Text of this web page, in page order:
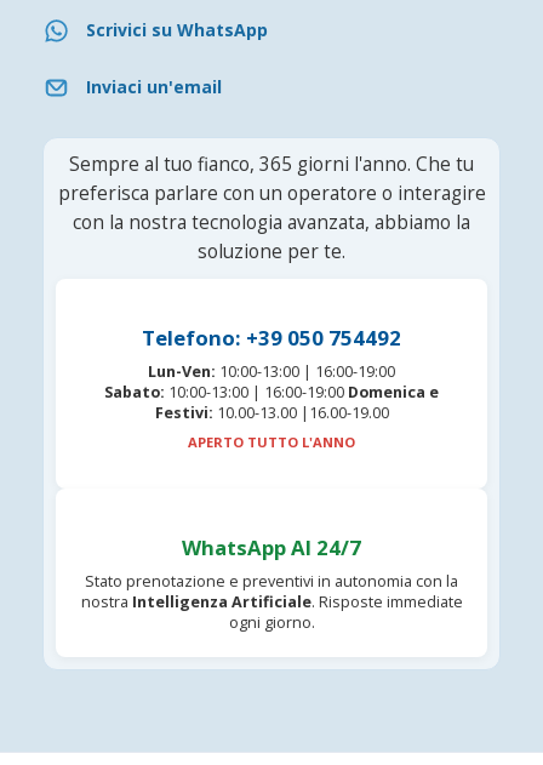
Scrivici su WhatsApp
Inviaci un'email
Sempre al tuo fianco, 365 giorni l'anno. Che tu
preferisca parlare con un operatore o interagire
con la nostra tecnologia avanzata, abbiamo la
soluzione per te.
Telefono: +39 050 754492
Lun-Ven: 10:00-13:00 | 16:00-19:00
Sabato: 10:00-13:00 | 16:00-19:00 Domenica e
Festivi: 10.00-13.00 |16.00-19.00
APERTO TUTTO L'ANNO
WhatsApp AI 24/7
Stato prenotazione e preventivi in autonomia con la
nostra Intelligenza Artificiale. Risposte immediate
ogni giorno.